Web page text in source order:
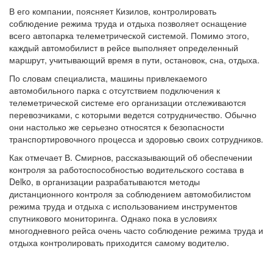
В его компании, поясняет Кизилов, контролировать
соблюдение режима труда и отдыха позволяет оснащение
всего автопарка телеметрической системой. Помимо этого,
каждый автомобилист в рейсе выполняет определенный
маршрут, учитывающий время в пути, остановок, сна, отдыха.
По словам специалиста, машины привлекаемого
автомобильного парка с отсутствием подключения к
телеметрической системе его организации отслеживаются
перевозчиками, с которыми ведется сотрудничество. Обычно
они настолько же серьезно относятся к безопасности
транспортировочного процесса и здоровью своих сотрудников.
Как отмечает В. Смирнов, рассказывающий об обеспечении
контроля за работоспособностью водительского состава в
Delko, в организации разрабатываются методы
дистанционного контроля за соблюдением автомобилистом
режима труда и отдыха с использованием инструментов
спутникового мониторинга. Однако пока в условиях
многодневного рейса очень часто соблюдение режима труда и
отдыха контролировать приходится самому водителю.